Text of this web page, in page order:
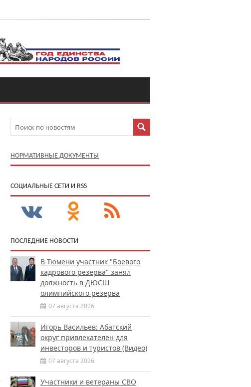
НОРМАТИВНЫЕ ДОКУМЕНТЫ
CОЦИАЛЬНЫЕ СЕТИ И RSS
ПОСЛЕДНИЕ НОВОСТИ
В Тюмени участник "Боевого
кадрового резерва" занял
должность в ДЮСШ
олимпийского резерва
07 августа 2026
Игорь Васильев: Абатский
округ привлекателен для
инвесторов и туристов (Видео)
07 августа 2026
Участники и ветераны СВО